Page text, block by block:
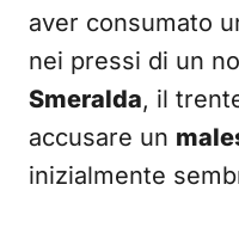
aver consumato
nei pressi di un
Smeralda, il
accusare un
inizialmente